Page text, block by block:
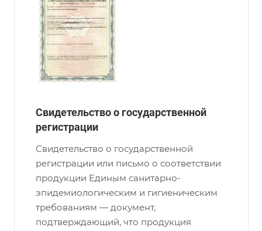
Свидетельство о государственной
регистрации
Свидетельство о государственной
регистрации или письмо о соответствии
продукции Единым санитарно-
эпидемиологическим и гигиеническим
требованиям — документ,
подтверждающий, что продукция